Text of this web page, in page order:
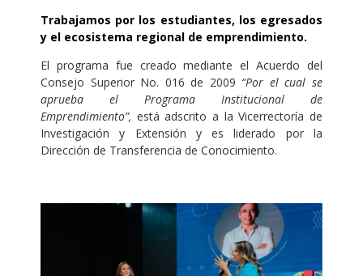
Trabajamos por los estudiantes, los egresados
y el ecosistema regional de emprendimiento.
El programa fue creado mediante el Acuerdo del
Consejo Superior No. 016 de 2009 “Por el cual se
aprueba el Programa Institucional de
Emprendimiento”, está adscrito a la Vicerrectoría de
Investigación y Extensión y es liderado por la
Dirección de Transferencia de Conocimiento.